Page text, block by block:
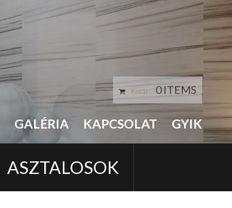
GALÉRIA KAPCSOLAT GYIK
Kosár: 0 ITEMS
ASZTALOSOK